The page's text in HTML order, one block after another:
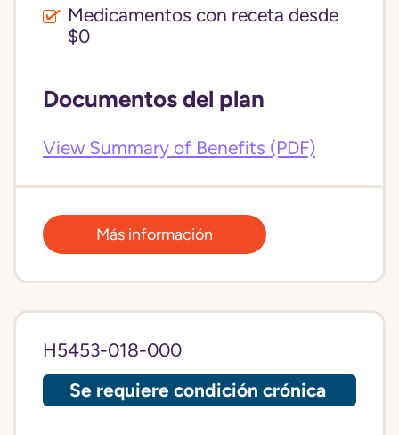
Medicamentos con receta desde
$0
Documentos del plan
View Summary of Benefits (PDF)
Más información
H5453-018-000
Se requiere condición crónica